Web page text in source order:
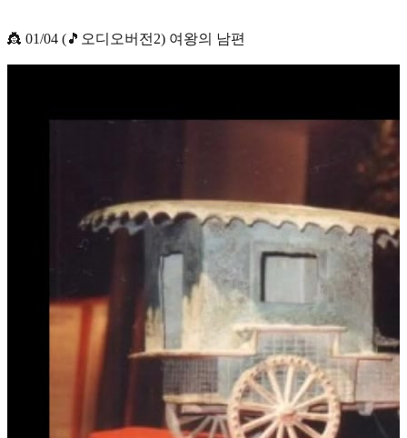
👸 01/04 (🎵오디오버전2) 여왕의 남편